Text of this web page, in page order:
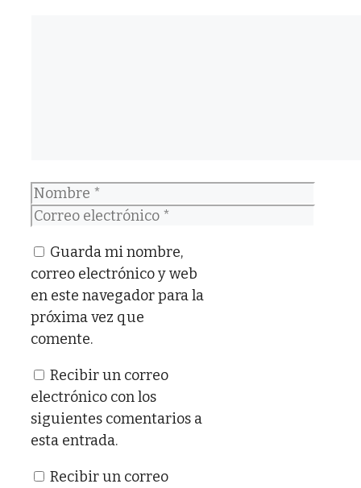
Nombre
Correo
Guarda mi nombre,
correo electrónico y web
en este navegador para la
próxima vez que
comente.
Recibir un correo
electrónico con los
siguientes comentarios a
esta entrada.
Recibir un correo